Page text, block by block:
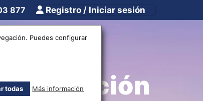
877 Registro / Iniciar sesión
Otros
circulación
Puedes configurar
todas Más información